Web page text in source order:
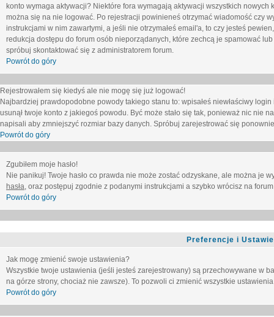
konto wymaga aktywacji? Niektóre fora wymagają aktywacji wszystkich
można się na nie logować. Po rejestracji powinieneś otrzymać wiadomość czy
instrukcjami w nim zawartymi, a jeśli nie otrzymałeś email'a, to czy jesteś
redukcja dostępu do forum osób nieporządanych, które zechcą je spamować
spróbuj skontaktować się z administratorem forum.
Powrót do góry
Rejestrowałem się kiedyś ale nie mogę się już logować!
Najbardziej prawdopodobne powody takiego stanu to: wpisałeś niewłaściwy
usunął twoje konto z jakiegoś powodu. Być może stało się tak, ponieważ nic nie
napisali aby zmniejszyć rozmiar bazy danych. Spróbuj zarejestrować się
Powrót do góry
Zgubiłem moje hasło!
Nie panikuj! Twoje hasło co prawda nie może zostać odzyskane, ale można je
hasła, oraz postępuj zgodnie z podanymi instrukcjami a szybko wrócisz na forum
Powrót do góry
Preferencje i
Jak mogę zmienić swoje ustawienia?
Wszystkie twoje ustawienia (jeśli jesteś zarejestrowany) są przechowywane w
na górze strony, chociaż nie zawsze). To pozwoli ci zmienić wszystkie
Powrót do góry